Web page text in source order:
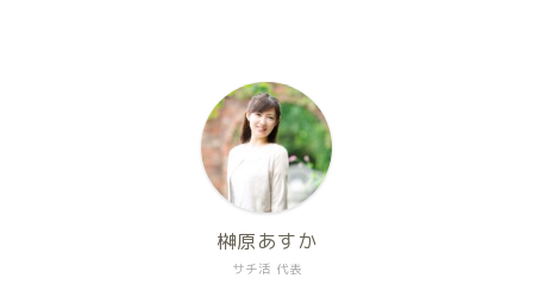
サチ活 代表
榊原あすか